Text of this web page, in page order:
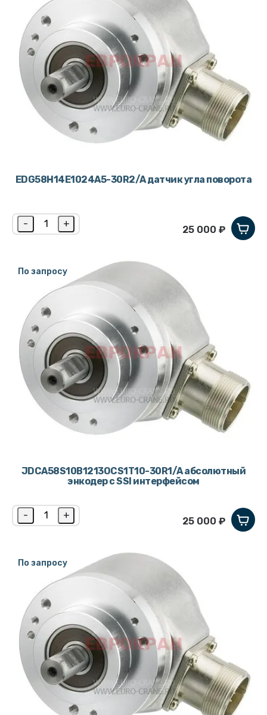
EDG58H14E1024A5-30R2/A датчик угла поворота
- +
25 000 ₽
По запросу
JDCA58S10B1213OCS1T10-30R1/A абсолютный
энкодер с SSI интерфейсом
- +
25 000 ₽
По запросу